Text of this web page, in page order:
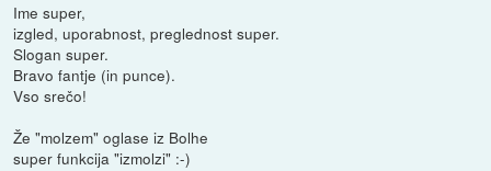
Ime super,
izgled, uporabnost, preglednost super.
Slogan super.
Bravo fantje (in punce).
Vso srečo!
Že "molzem" oglase iz Bolhe
super funkcija "izmolzi" :-)